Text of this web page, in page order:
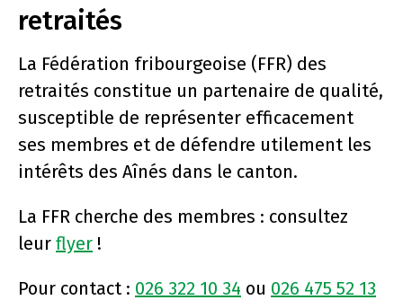
retraités
La Fédération fribourgeoise (FFR) des
retraités constitue un partenaire de qualité,
susceptible de représenter efficacement
ses membres et de défendre utilement les
intérêts des Aînés dans le canton.
La FFR cherche des membres : consultez
leur flyer !
Pour contact : 026 322 10 34 ou 026 475 52 13